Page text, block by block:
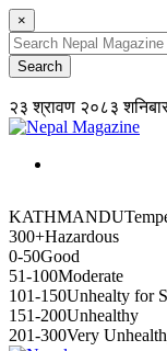
×
२३ श्रावण २०८३
KATHMANDU
300+Hazardous
0-50Good
51-100Moderate
101-150Unhealty for
151-200Unhealthy
201-300Very